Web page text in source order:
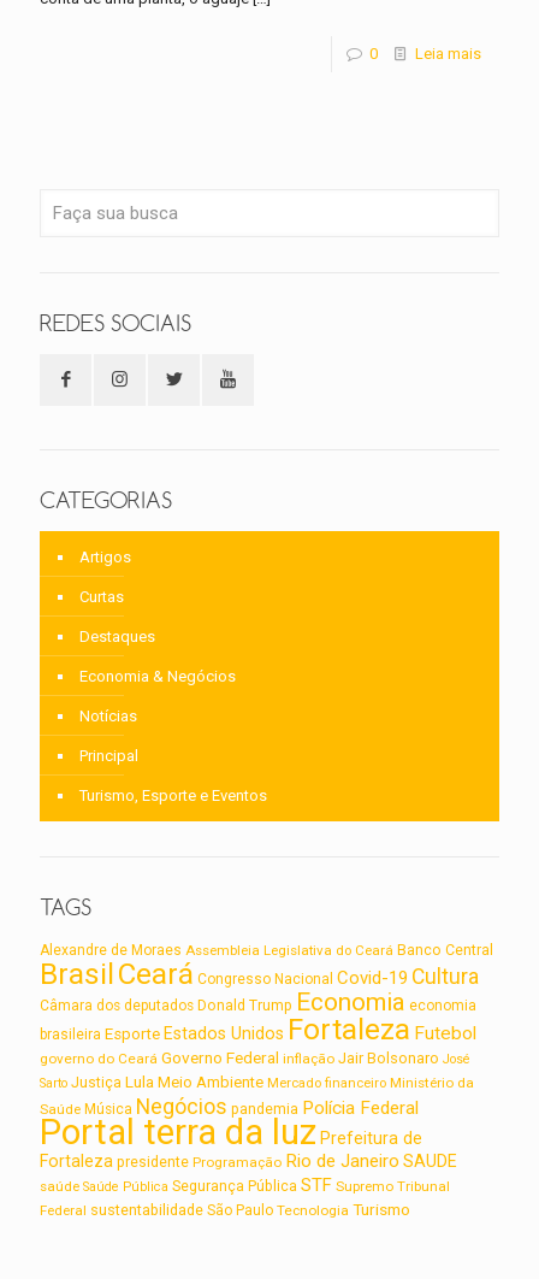
0 Leia mais
REDES SOCIAIS
CATEGORIAS
Artigos
Curtas
Destaques
Economia & Negócios
Notícias
Principal
Turismo, Esporte e Eventos
TAGS
Alexandre de Moraes Assembleia Legislativa do Ceará Banco Central
BrasilCeará Congresso Nacional Covid-19 Cultura
Câmara dos deputados Donald Trump Economia economia
brasileira Esporte Estados Unidos Fortaleza Futebol
governo do Ceará Governo Federal inflação Jair Bolsonaro José
Sarto Justiça Lula Meio Ambiente Mercado financeiro Ministério da
Saúde Música Negócios pandemia Polícia Federal
Portal terra da luzPrefeitura de
Fortaleza presidente Programação Rio de Janeiro SAUDE
saúde Saúde Pública Segurança Pública STF Supremo Tribunal
Federal sustentabilidade São Paulo Tecnologia Turismo